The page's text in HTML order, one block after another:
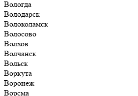
Вологда
Володарск
Волоколамск
Волосово
Волхов
Волчанск
Вольск
Воркута
Воронеж
Ворсма